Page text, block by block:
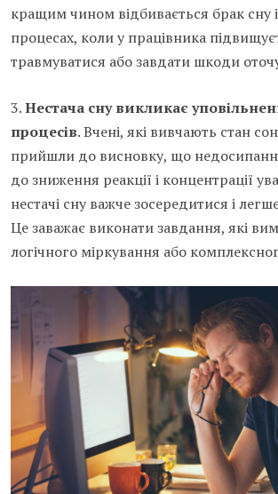
кращим чином відбивається брак сну
процесах, коли у працівника
травмуватися або завдати шкоди
3.Нестача сну викликає
процесів. Вчені, які вивчають стан
прийшли до висновку, що
до зниження реакції і концентрації
нестачі сну важче зосередитися і
Це заважає виконати завдання, які
логічного міркування або